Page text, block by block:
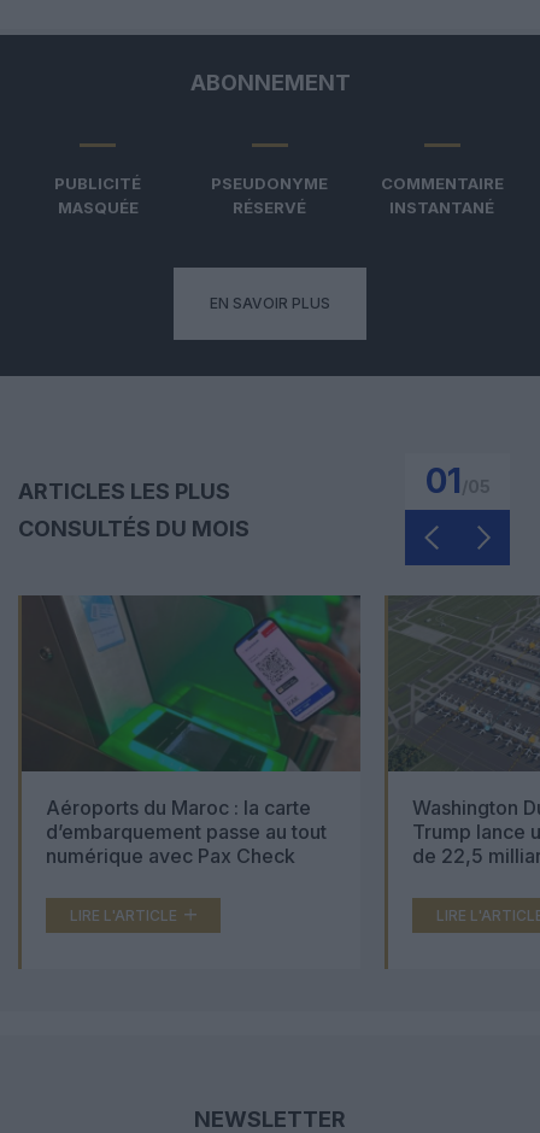
ABONNEMENT
PUBLICITÉ
MASQUÉE
PSEUDONYME
RÉSERVÉ
COMMENTAIRE
INSTANTANÉ
EN SAVOIR PLUS
ARTICLES LES PLUS
CONSULTÉS DU MOIS
01
Aéroports du Maroc : la carte
d’embarquement passe au tout
numérique avec Pax Check
LIRE L'ARTICLE
Washington
Trump lance
de 22,5
LIRE
NEWSLETTER